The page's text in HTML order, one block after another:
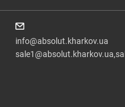
info@absolut.kharkov.ua